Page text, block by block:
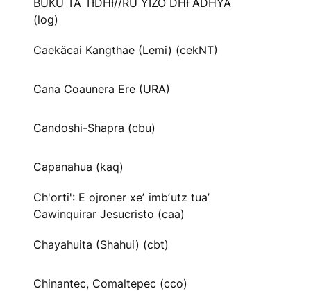
BÚKÙ TÀ TƗ́DHƗ́//RU YÌZO DHƗ ÀDHYA
(log)
Caekäcai Kangthae (Lemi) (cekNT)
Cana Coaunera Ere (URA)
Candoshi-Shapra (cbu)
Capanahua (kaq)
Ch'orti': E ojroner xeʼ imbʼutz tuaʼ
Cawinquirar Jesucristo (caa)
Chayahuita (Shahui) (cbt)
Chinantec, Comaltepec (cco)